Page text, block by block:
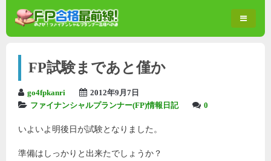
FP試験まであと僅か
go4fpkanri
2012年9月7日
ファイナンシャルプランナー(FP)情報日記
0
いよいよ明後日が試験となりました。
準備はしっかりと出来たでしょうか？